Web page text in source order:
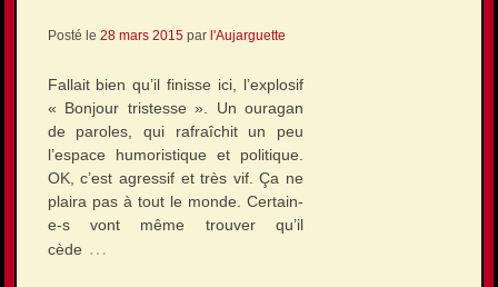
Posté le 28 mars 2015par l'Aujarguette
Fallait bien qu’il finisse ici, l’explosif
« Bonjour tristesse ». Un ouragan
de paroles, qui rafraîchit un peu
l’espace humoristique et politique.
OK, c’est agressif et très vif. Ça ne
plaira pas à tout le monde. Certain-
e-s vont même trouver qu’il
cède …